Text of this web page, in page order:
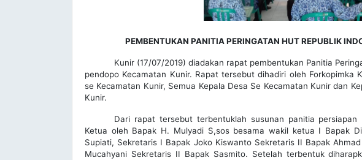
PEMBENTUKAN PANITIA PERINGATAN HUT REPUBLIK
Kunir (17/07/2019) diadakan rapat pembentukan Panitia
pendopo Kecamatan Kunir. Rapat tersebut dihadiri oleh Forkopimka
se Kecamatan Kunir, Semua Kepala Desa Se Kecamatan Kunir dan
Kunir.
Dari rapat tersebut terbentuklah susunan panitia persiapan
Ketua oleh Bapak H. Mulyadi S,sos besama wakil ketua I Bapak
Supiati, Sekretaris I Bapak Joko Kiswanto Sekretaris II Bapak
Mucahyani Sekretaris II Bapak Sasmito. Setelah terbentuk